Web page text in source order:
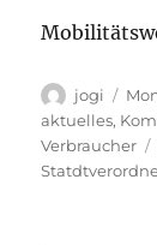
Autor
jogi
am
aktuelles,
Verbraucher